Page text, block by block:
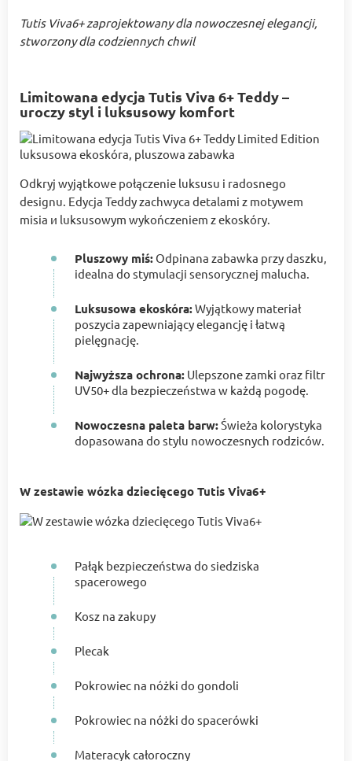
Tutis Viva6+ zaprojektowany dla nowoczesnej elegancji,
stworzony dla codziennych chwil
Limitowana edycja Tutis Viva 6+ Teddy –
uroczy styl i luksusowy komfort
Odkryj wyjątkowe połączenie luksusu i radosnego
designu. Edycja Teddy zachwyca detalami z motywem
misia и luksusowym wykończeniem z ekoskóry.
Pluszowy miś: Odpinana zabawka przy daszku,
idealna do stymulacji sensorycznej malucha.
Luksusowa ekoskóra:Wyjątkowy materiał
poszycia zapewniający elegancję i łatwą
pielęgnację.
Najwyższa ochrona: Ulepszone zamki oraz filtr
UV50+ dla bezpieczeństwa w każdą pogodę.
Nowoczesna paleta barw:Świeża kolorystyka
dopasowana do stylu nowoczesnych rodziców.
W zestawie wózka dziecięcego Tutis Viva6+
Pałąk bezpieczeństwa do siedziska
spacerowego
Kosz na zakupy
Plecak
Pokrowiec na nóżki do gondoli
Pokrowiec na nóżki do spacerówki
Materacyk całoroczny